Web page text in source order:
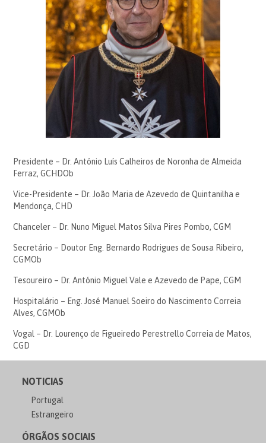
Presidente – Dr. António Luís Calheiros de Noronha de Almeida
Ferraz, GCHDOb
Vice-Presidente – Dr. João Maria de Azevedo de Quintanilha e
Mendonça, CHD
Chanceler – Dr. Nuno Miguel Matos Silva Pires Pombo, CGM
Secretário – Doutor Eng. Bernardo Rodrigues de Sousa Ribeiro,
CGMOb
Tesoureiro – Dr. António Miguel Vale e Azevedo de Pape, CGM
Hospitalário – Eng. José Manuel Soeiro do Nascimento Correia
Alves, CGMOb
Vogal – Dr. Lourenço de Figueiredo Perestrello Correia de Matos,
CGD
NOTICIAS
Portugal
Estrangeiro
ÓRGÃOS SOCIAIS